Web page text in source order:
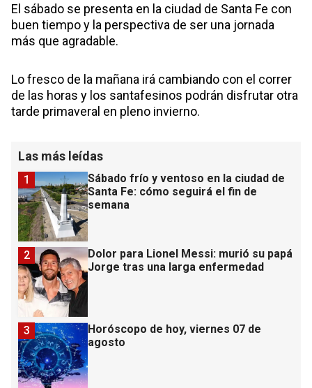
El sábado se presenta en la ciudad de Santa Fe con
buen tiempo y la perspectiva de ser una jornada
más que agradable.
Lo fresco de la mañana irá cambiando con el correr
de las horas y los santafesinos podrán disfrutar otra
tarde primaveral en pleno invierno.
Las más leídas
Sábado frío y ventoso en la ciudad de
Santa Fe: cómo seguirá el fin de
semana
1
Dolor para Lionel Messi: murió su papá
Jorge tras una larga enfermedad
2
Horóscopo de hoy, viernes 07 de
agosto
3